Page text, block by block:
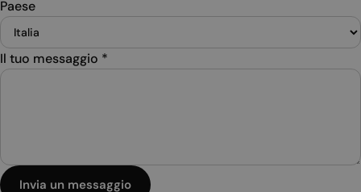
Paese
Il tuo messaggio *
Invia un messaggio